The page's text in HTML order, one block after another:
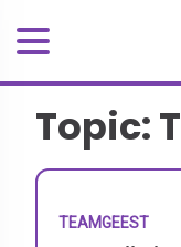
Topic:
TEAMGEEST